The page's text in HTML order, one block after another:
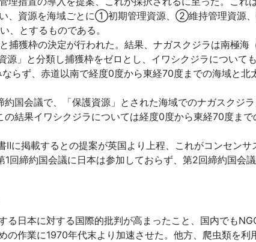
い、資源を海域ごとに①初期管理資源、②維持管理資源
、とするものである。
獲枠の決定が行われた。結果、ナガスクジラは南極海
」と分類し捕獲枠をゼロとし、イワシクジラについて
らず、赤道以南で経度0度から東経70度までの海域と北
国会議で、「保護資源」とされた海域でのナガスクジラ
の結果イワシクジラについては経度0度から東経70度まで
に掲載するとの提案が英国より上程、これがコンセンサ
回締約国会議に日本は参加しておらず、第2回締約国会
日本に対する国際的批判が高まったこと、国内でも
作業に1970年代末より加速させた。他方、爬虫類を利